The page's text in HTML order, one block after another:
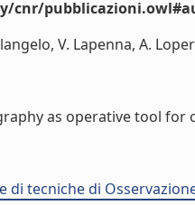
cnr/
V. Lapenna, A.
as operative tool
di tecniche di